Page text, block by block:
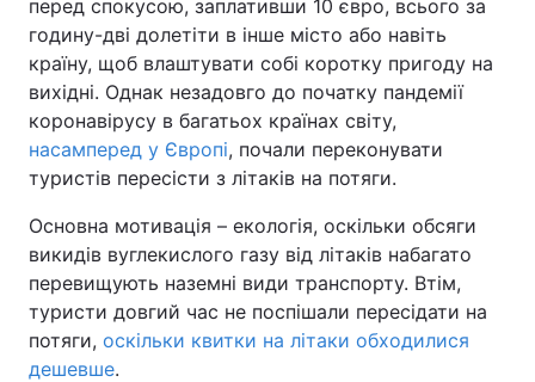
перед спокусою, заплативши 10 євро, всього за
годину-дві долетіти в інше місто або навіть
країну, щоб влаштувати собі коротку пригоду на
вихідні. Однак незадовго до початку пандемії
коронавірусу в багатьох країнах світу,
насамперед у Європі, почали переконувати
туристів пересісти з літаків на потяги.
Основна мотивація – екологія, оскільки обсяги
викидів вуглекислого газу від літаків набагато
перевищують наземні види транспорту. Втім,
туристи довгий час не поспішали пересідати на
потяги, оскільки квитки на літаки обходилися
дешевше.